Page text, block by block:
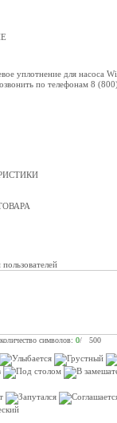
уплотнение для насоса
по телефонам 8
символов: 0/ 500